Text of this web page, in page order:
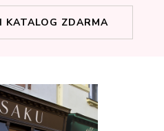
KATALOG ZDARMA